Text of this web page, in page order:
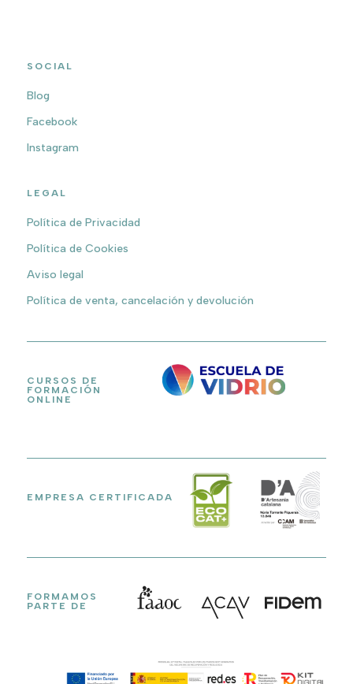
SOCIAL
Blog
Facebook
Instagram
LEGAL
Política de Privacidad
Política de Cookies
Aviso legal
Política de venta, cancelación y devolución
CURSOS DE
FORMACIÓN
ONLINE
EMPRESA CERTIFICADA
FORMAMOS
PARTE DE